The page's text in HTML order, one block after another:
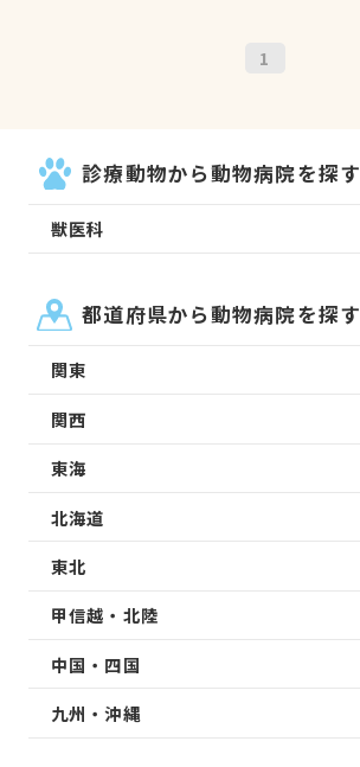
1
診療動物から動物病院を探す
獣医科
都道府県から動物病院を探す
関東
関西
東海
北海道
東北
甲信越・北陸
中国・四国
九州・沖縄